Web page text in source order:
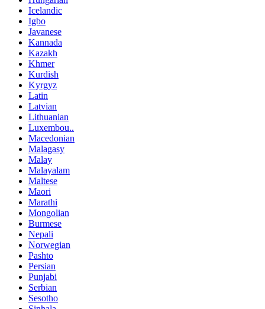
Icelandic
Igbo
Javanese
Kannada
Kazakh
Khmer
Kurdish
Kyrgyz
Latin
Latvian
Lithuanian
Luxembou..
Macedonian
Malagasy
Malay
Malayalam
Maltese
Maori
Marathi
Mongolian
Burmese
Nepali
Norwegian
Pashto
Persian
Punjabi
Serbian
Sesotho